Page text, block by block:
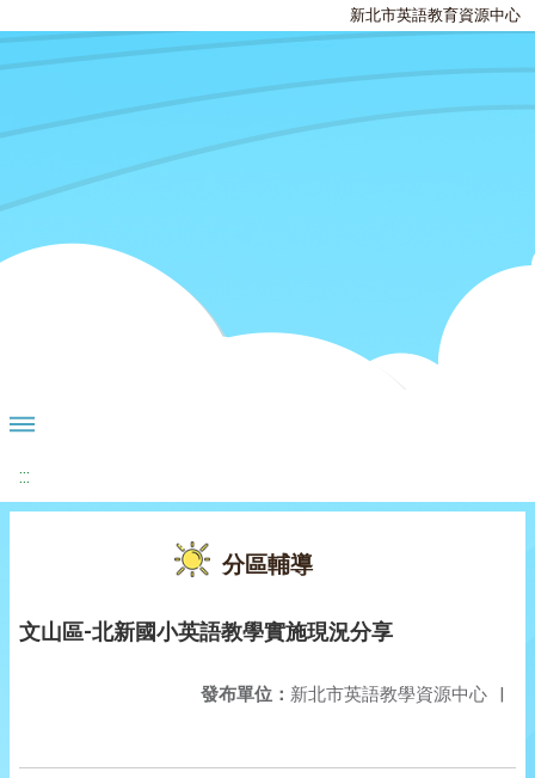
新北市英語教育資源中心
:::
分區輔導
文山區-北新國小英語教學實施現況分享
發布單位： 新北市英語教學資源中心 |